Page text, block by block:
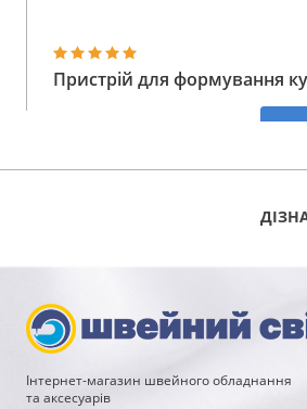
Пристрій для формування
Інтернет-магазин швейного обладнання
та аксесуарів